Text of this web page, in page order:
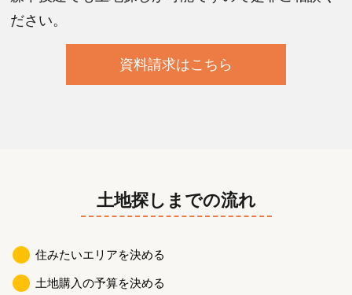
ださい。
資料請求はこちら
土地探しまでの流れ
住みたいエリアを決める
土地購入の予算を決める